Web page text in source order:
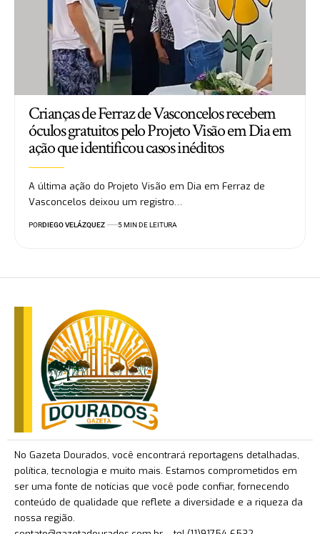
Crianças de Ferraz de Vasconcelos recebem
óculos gratuitos pelo Projeto Visão em Dia em
ação que identificou casos inéditos
A última ação do Projeto Visão em Dia em Ferraz de
Vasconcelos deixou um registro…
PORDIEGO VELÁZQUEZ 5 MIN DE LEITURA
No Gazeta Dourados, você encontrará reportagens detalhadas,
política, tecnologia e muito mais. Estamos comprometidos em
ser uma fonte de notícias que você pode confiar, fornecendo
conteúdo de qualidade que reflete a diversidade e a riqueza da
nossa região.